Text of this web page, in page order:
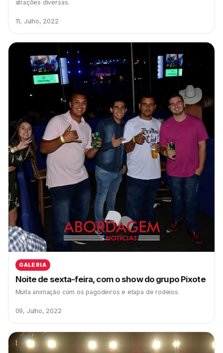
atrações diversas.
11, Julho, 2022
GALERIA
Noite de sexta-feira, com o show do grupo Pixote
Muita animação com os pagodeiros e etapa de rodeios.
09, Julho, 2022